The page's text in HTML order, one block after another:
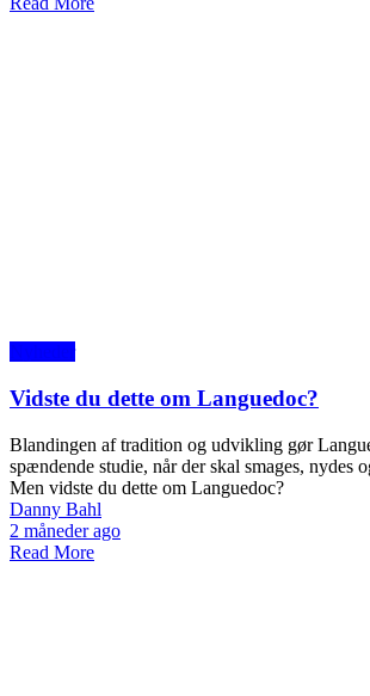
Vidste du dette om Languedoc?
Blandingen af tradition og udvikling gør
spændende studie, når der skal smages, nydes
Men vidste du dette om Languedoc?
Danny Bahl
2 måneder ago
Read More